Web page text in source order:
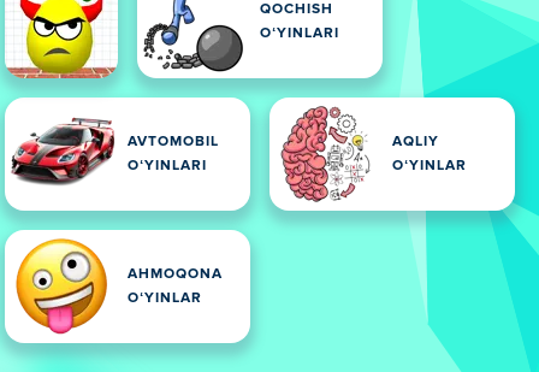
QOCHISH
OʻYINLARI
AVTOMOBIL
OʻYINLARI
AQLIY
OʻYINLAR
AHMOQONA
OʻYINLAR